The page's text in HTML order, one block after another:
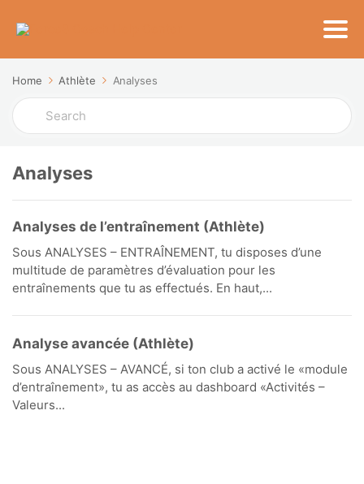
Home Athlète Analyses
Search
For
Analyses
Analyses de l’entraînement (Athlète)
Sous ANALYSES – ENTRAÎNEMENT, tu disposes d’une
multitude de paramètres d’évaluation pour les
entraînements que tu as effectués. En haut,...
Analyse avancée (Athlète)
Sous ANALYSES – AVANCÉ, si ton club a activé le «module
d’entraînement», tu as accès au dashboard «Activités –
Valeurs...